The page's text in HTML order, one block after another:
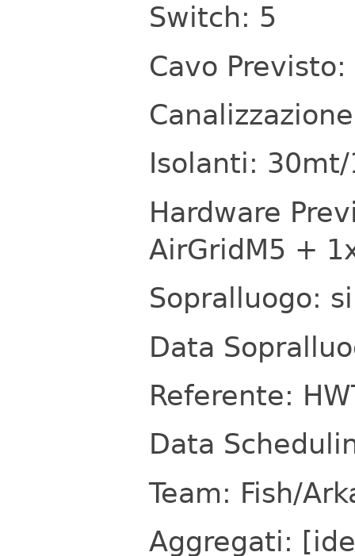
Switch: 5
Cavo
Isolanti:
Hardware
AirGridM5 +
Sopralluogo:
Data
Referente:
Data
Team: Fish/
Aggregati: